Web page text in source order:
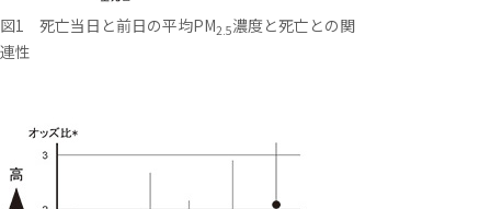
図1 死亡当日と前日の平均PM2.5濃度と死亡との関
連性